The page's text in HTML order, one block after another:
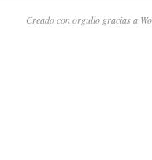
Creado con orgullo gracias a